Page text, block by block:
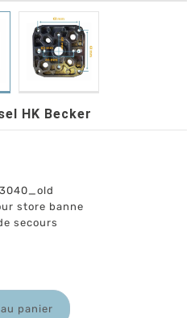
HK Becker
store banne
secours
panier